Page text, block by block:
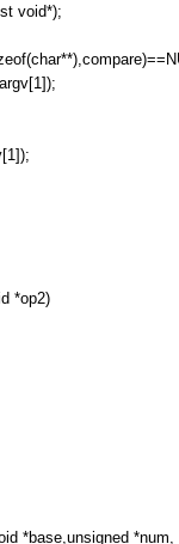
void*);
*op2)
*base,unsigned *num,